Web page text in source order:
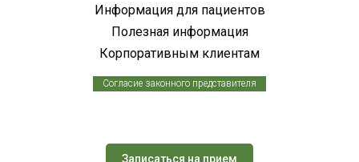
Информация для пациентов
Полезная информация
Корпоративным клиентам
Согласие законного представителя
Записаться на прием